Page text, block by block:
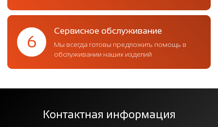
6
Сервисное обслуживание
Мы всегда готовы предложить помощь в
обслуживании наших изделий
Контактная информация